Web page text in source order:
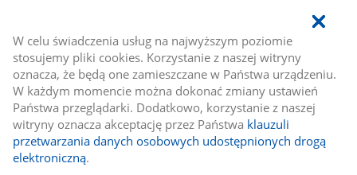
W celu świadczenia usług na najwyższym poziomie
stosujemy pliki cookies. Korzystanie z naszej witryny
oznacza, że będą one zamieszczane w Państwa urządzeniu.
W każdym momencie można dokonać zmiany ustawień
Państwa przeglądarki. Dodatkowo, korzystanie z naszej
witryny oznacza akceptację przez Państwa klauzuli
przetwarzania danych osobowych udostępnionych drogą
elektroniczną.